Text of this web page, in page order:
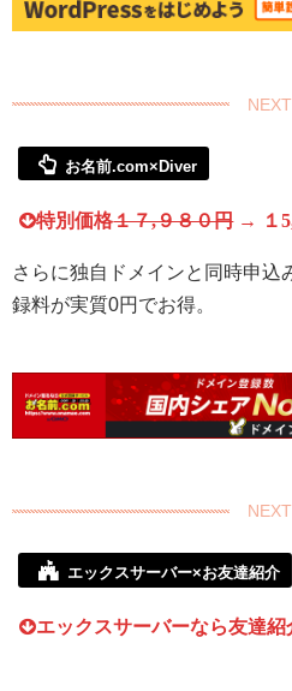
お名前.com×Diver
特別価格１７,９８０円 → １
さらに独自ドメインと同時申込
録料が実質0円でお得。
エックスサーバー×お友達紹介
エックスサーバーなら友達紹